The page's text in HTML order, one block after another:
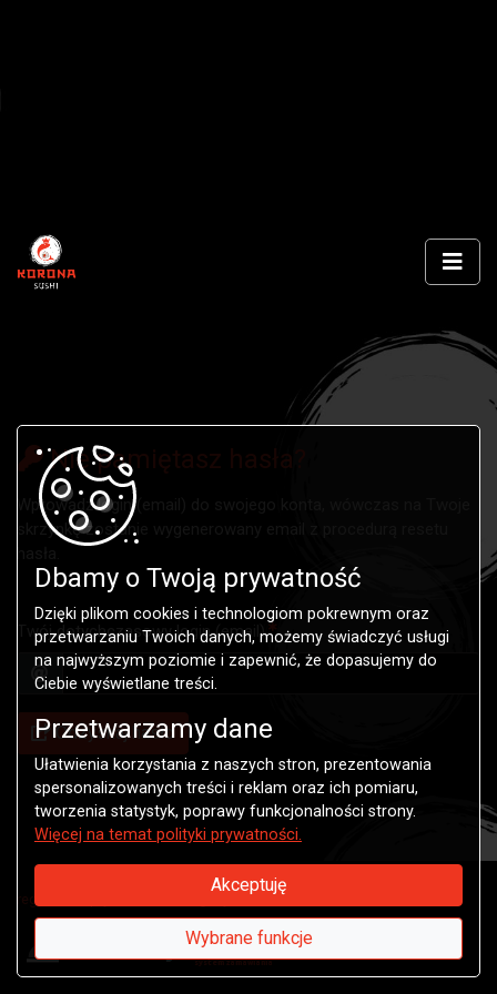
Nie pamiętasz hasła?
Wprowadź login (email) do swojego konta, wówczas na Twoje
skrzynkę zostanie wygenerowany email z procedurą resetu
Twój dotychczasowy login (email)
Odzyskaj hasło
regulamin karta dań
Dbamy o Twoją prywatność
Dzięki plikom cookies i technologiom pokrewnym oraz
przetwarzaniu Twoich danych, możemy świadczyć usługi
na najwyższym poziomie i zapewnić, że dopasujemy do
Ciebie wyświetlane treści.
Przetwarzamy dane
Ułatwienia korzystania z naszych stron, prezentowania
spersonalizowanych treści i reklam oraz ich pomiaru,
tworzenia statystyk, poprawy funkcjonalności strony.
Więcej na temat polityki prywatności.
Akceptuję
Wybrane funkcje